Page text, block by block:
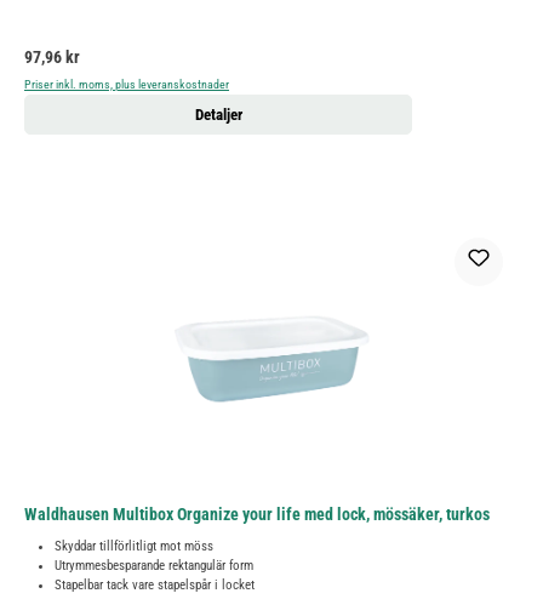
Ordinarie pris:
97,96 kr
Priser inkl. moms, plus leveranskostnader
Detaljer
Waldhausen Multibox Organize your life med lock, mössäker, turkos
Skyddar tillförlitligt mot möss
Utrymmesbesparande rektangulär form
Stapelbar tack vare stapelspår i locket